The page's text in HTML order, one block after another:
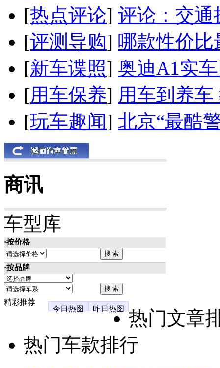
[热点评论] 评论：交通
[评测导购] 哪款性价比
[新车谍照] 奥迪A1实
[用车保养] 用车到养
[玩车趣闻] 北京“最酷
商讯
车型库
·按价格
·按品牌
精彩推荐
今日热图
昨日热图
热门文章
热门车款排行